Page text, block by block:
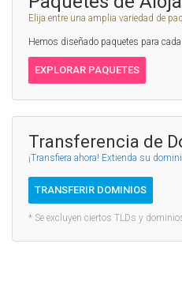
Elija entre una amplia variedad de
Hemos diseñado paquetes para
EXPLORAR PAQUETES
Transferencia de
¡Transfiera ahora! Extienda su
TRANSFERIR DOMINIOS
* Se excluyen ciertos TLDs y